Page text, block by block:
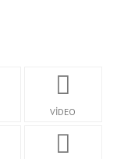
VİDEO